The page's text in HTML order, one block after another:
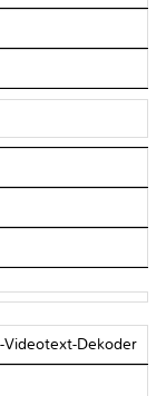
Videotext-Dekoder